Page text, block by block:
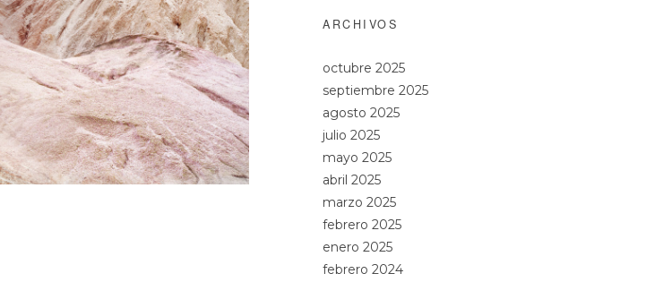
ARCHIVOS
octubre 2025
septiembre 2025
agosto 2025
julio 2025
mayo 2025
abril 2025
marzo 2025
febrero 2025
enero 2025
febrero 2024